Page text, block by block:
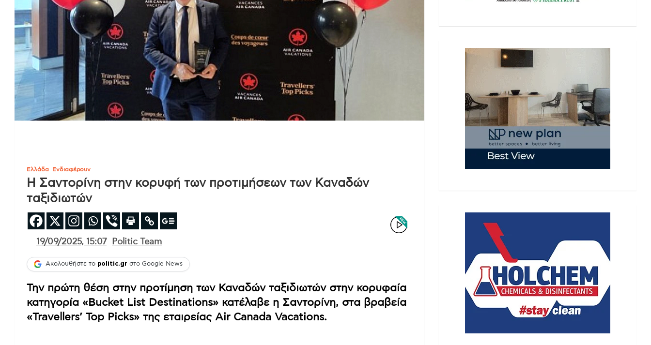
Ελλάδα Ενδιαφέρουν
Η Σαντορίνη στην κορυφή των προτιμήσεων των Καναδών
ταξιδιωτών
19/09/2025, 15:07 Politic Team
Ακολουθήστε το politic.gr στο Google News
Την πρώτη θέση στην προτίμηση των Καναδών ταξιδιωτών στην κορυφαία
κατηγορία «Bucket List Destinations» κατέλαβε η Σαντορίνη, στα βραβεία
«Travellers’ Top Picks» της εταιρείας Air Canada Vacations.